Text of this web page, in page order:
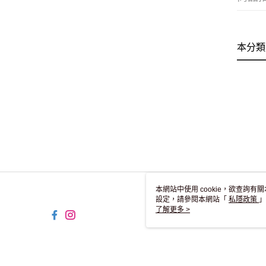
本分
本網站中使用 cookie，欲查詢有
設定，請參閱本網站「 私隱政策
用 cookie。
了解更多 >